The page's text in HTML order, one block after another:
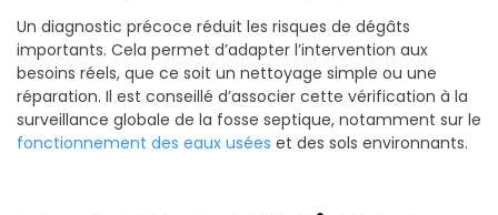
Un diagnostic précoce réduit les risques de dégâts
importants. Cela permet d’adapter l’intervention aux
besoins réels, que ce soit un nettoyage simple ou une
réparation. Il est conseillé d’associer cette vérification à la
surveillance globale de la fosse septique, notamment sur le
fonctionnement des eaux usées et des sols environnants.